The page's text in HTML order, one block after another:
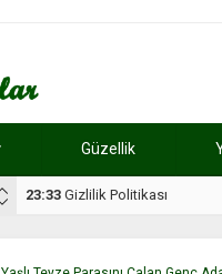
Güzellik
17:08 Dilan, düğününe 5 gün